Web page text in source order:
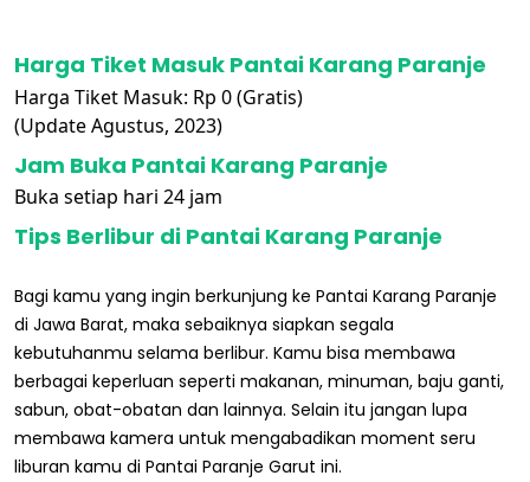
Harga Tiket Masuk Pantai Karang Paranje
Harga Tiket Masuk: Rp 0 (Gratis)
(Update Agustus, 2023)
Jam Buka Pantai Karang Paranje
Buka setiap hari 24 jam
Tips Berlibur di Pantai Karang Paranje
Bagi kamu yang ingin berkunjung ke Pantai Karang Paranje
di Jawa Barat, maka sebaiknya siapkan segala
kebutuhanmu selama berlibur. Kamu bisa membawa
berbagai keperluan seperti makanan, minuman, baju ganti,
sabun, obat-obatan dan lainnya. Selain itu jangan lupa
membawa kamera untuk mengabadikan moment seru
liburan kamu di Pantai Paranje Garut ini.